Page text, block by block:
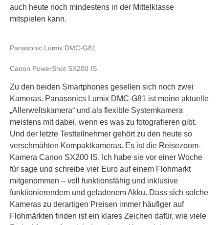
auch heute noch mindestens in der Mittelklasse
mitspielen kann.
Panasonic Lumix DMC-G81
Canon PowerShot SX200 IS
Zu den beiden Smartphones gesellen sich noch zwei
Kameras. Panasonics Lumix DMC-G81 ist meine aktuelle
„Allerweltskamera“ und als flexible Systemkamera
meistens mit dabei, wenn es was zu fotografieren gibt.
Und der letzte Testteilnehmer gehört zu den heute so
verschmähten Kompaktkameras. Es ist die Reisezoom-
Kamera Canon SX200 IS. Ich habe sie vor einer Woche
für sage und schreibe vier Euro auf einem Flohmarkt
mitgenommen – voll funktionsfähig und inklusive
funktionierendem und geladenem Akku. Dass sich solche
Kameras zu derartigen Preisen immer häufiger auf
Flohmärkten finden ist ein klares Zeichen dafür, wie viele